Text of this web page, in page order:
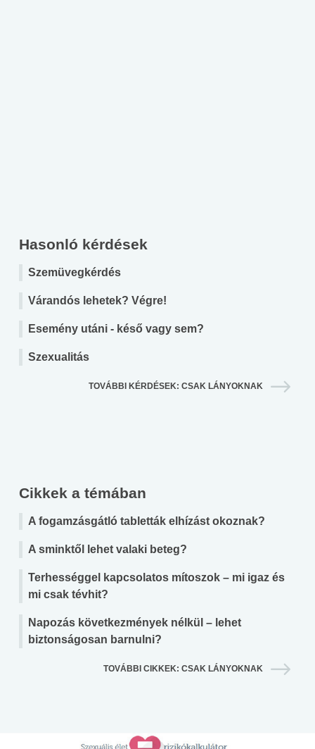
Hasonló kérdések
Szemüvegkérdés
Várandós lehetek? Végre!
Esemény utáni - késő vagy sem?
Szexualitás
TOVÁBBI KÉRDÉSEK: CSAK LÁNYOKNAK
Cikkek a témában
A fogamzásgátló tabletták elhízást okoznak?
A sminktől lehet valaki beteg?
Terhességgel kapcsolatos mítoszok – mi igaz és
mi csak tévhit?
Napozás következmények nélkül – lehet
biztonságosan barnulni?
TOVÁBBI CIKKEK: CSAK LÁNYOKNAK